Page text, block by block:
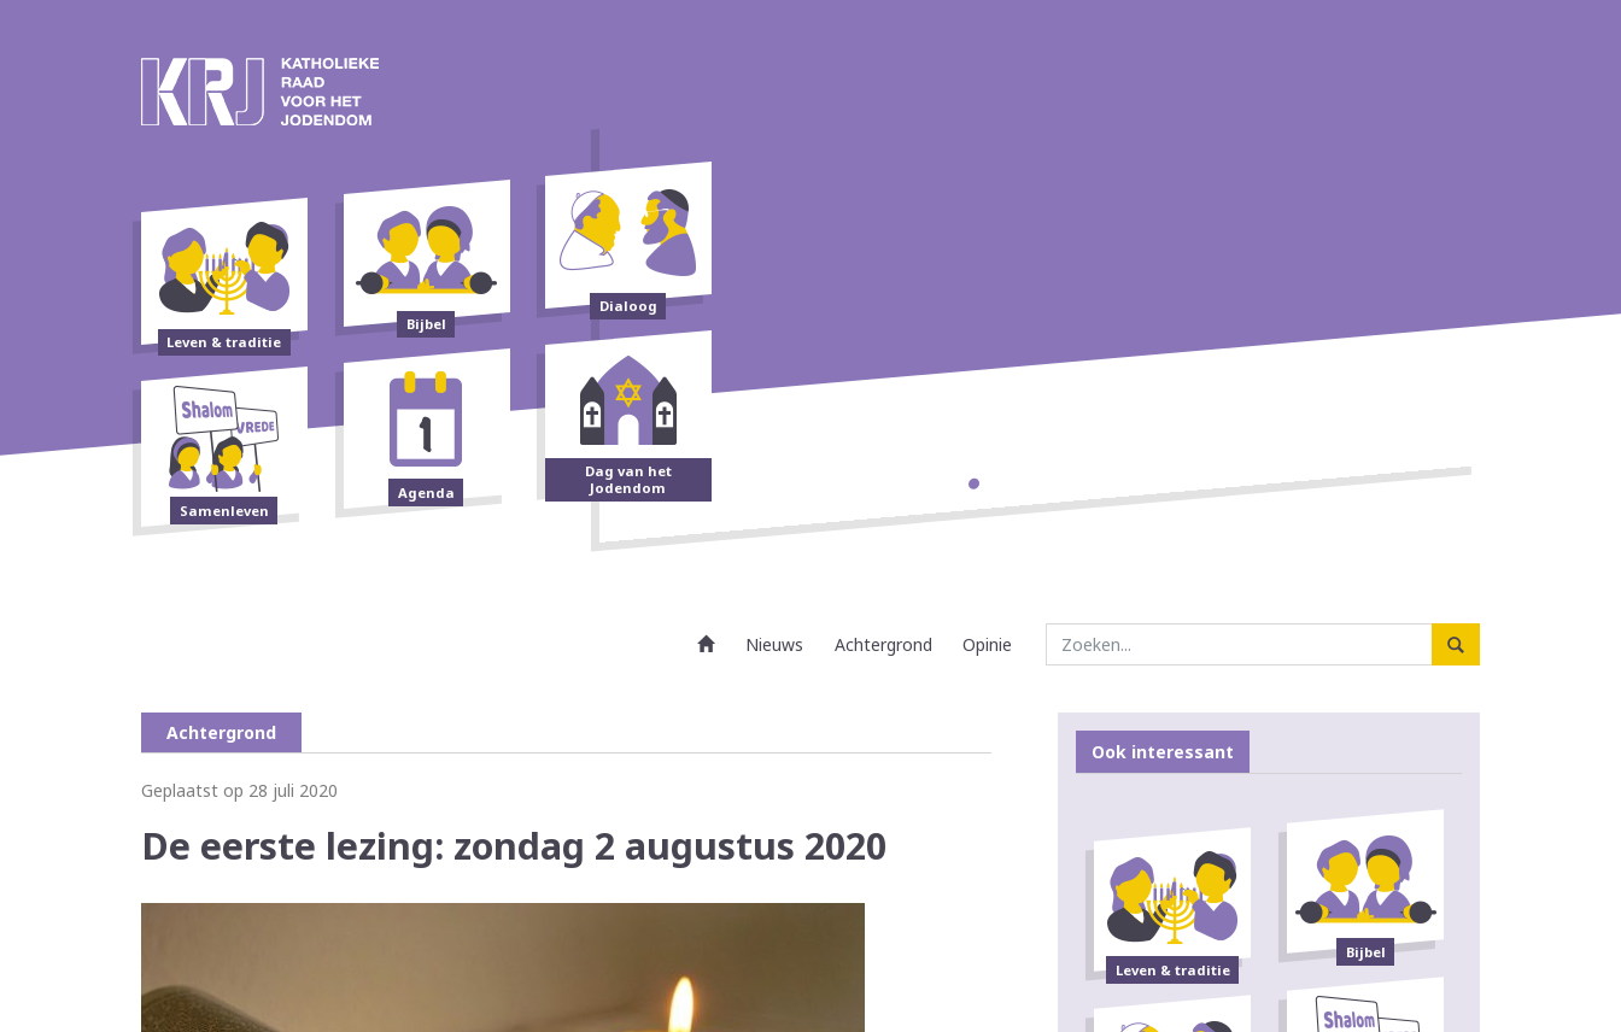
Leven & traditie
Bijbel
Dialoog
Samenleven
Agenda
Dag van het
Jodendom
Nieuws Achtergrond Opinie
Achtergrond
Geplaatst op 28 juli 2020
De eerste lezing: zondag 2 augustus 2020
Ook interessant
Leven & traditie
Bijbel